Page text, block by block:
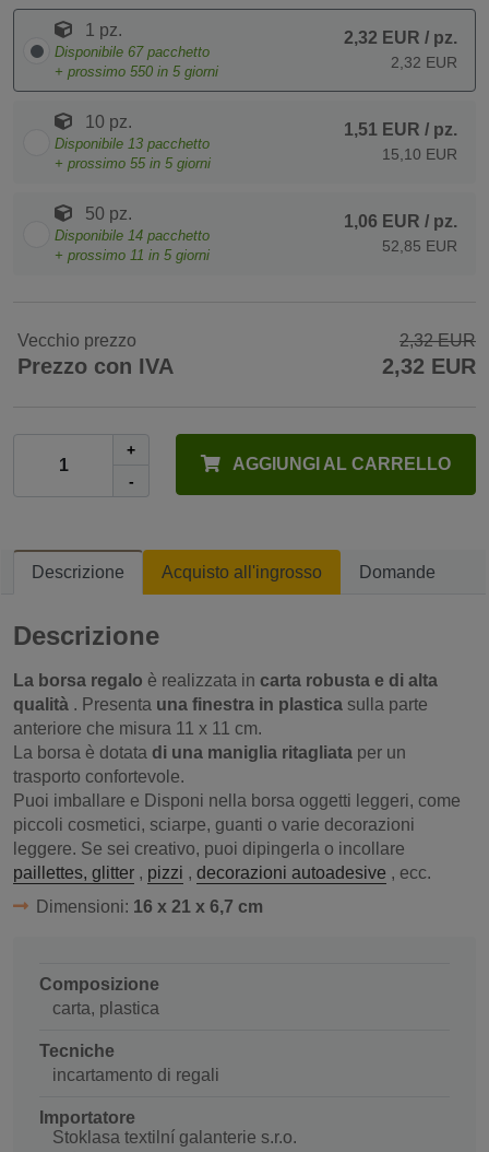
1 pz.
Disponibile 67 pacchetto
+ prossimo 550 in 5 giorni
2,32 EUR / pz.
2,32 EUR
10 pz.
Disponibile 13 pacchetto
+ prossimo 55 in 5 giorni
1,51 EUR / pz.
15,10 EUR
50 pz.
Disponibile 14 pacchetto
+ prossimo 11 in 5 giorni
1,06 EUR / pz.
52,85 EUR
Vecchio prezzo 2,32 EUR
Prezzo con IVA 2,32 EUR
+
-
AGGIUNGI AL CARRELLO
Descrizione Acquisto all'ingrosso Domande
Descrizione
La borsa regalo è realizzata in carta robusta e di alta
qualità . Presenta una finestra in plastica sulla parte
anteriore che misura 11 x 11 cm.
La borsa è dotata di una maniglia ritagliata per un
trasporto confortevole.
Puoi imballare e Disponi nella borsa oggetti leggeri, come
piccoli cosmetici, sciarpe, guanti o varie decorazioni
leggere. Se sei creativo, puoi dipingerla o incollare
paillettes, glitter , pizzi , decorazioni autoadesive , ecc.
Dimensioni: 16 x 21 x 6,7 cm
Composizione
carta, plastica
Tecniche
incartamento di regali
Importatore
Stoklasa textilní galanterie s.r.o.